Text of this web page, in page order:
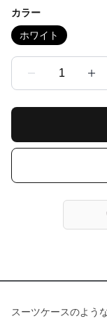
カラー
ホワイト
1
スーツケースのよう